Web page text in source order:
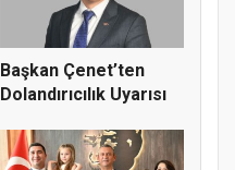
Başkan Çenet’ten
Dolandırıcılık Uyarısı